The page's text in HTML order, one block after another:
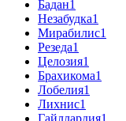
Бадан1
Незабудка1
Мирабилис1
Резеда1
Целозия1
Брахикома1
Лобелия1
Лихнис1